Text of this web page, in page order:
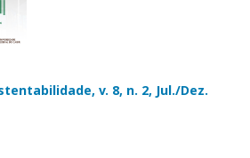
v. 8, n. 2, Jul./Dez.